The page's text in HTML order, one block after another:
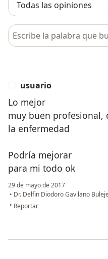
Busca en opiniones
usuario
Lo mejor
muy buen profesional,
la enfermedad
Podría mejorar
para mi todo ok
29 de mayo de 2017
• Dr. Delfin Diodoro Gavilano
• en opinión del usuario usuario
Reportar